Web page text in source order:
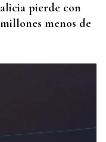
pierde con
menos de